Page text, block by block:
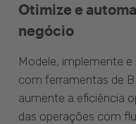
Otimize e
negócio
Modele, implemente
com ferramentas de
aumente a eficiência
das operações com